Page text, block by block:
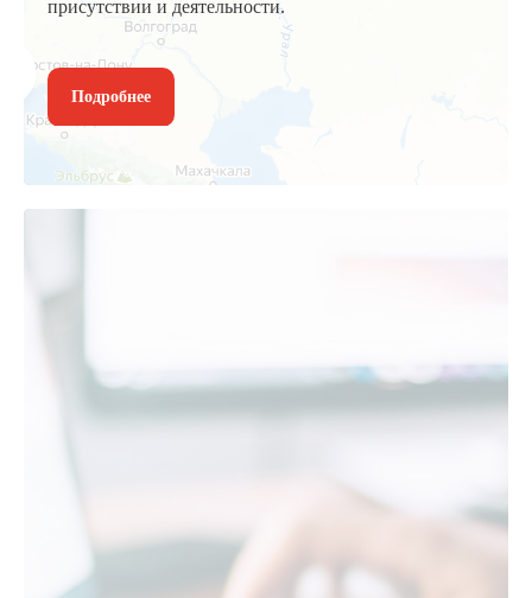
присутствии и деятельности.
Подробнее